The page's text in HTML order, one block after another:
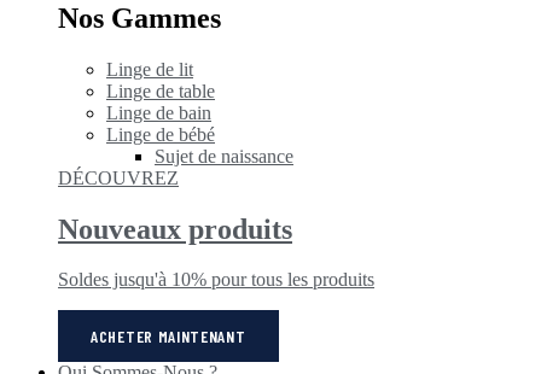
Nos Gammes
Linge de lit
Linge de table
Linge de bain
Linge de bébé
Sujet de naissance
DÉCOUVREZ
Nouveaux produits
Soldes jusqu'à 10% pour tous les produits
ACHETER MAINTENANT